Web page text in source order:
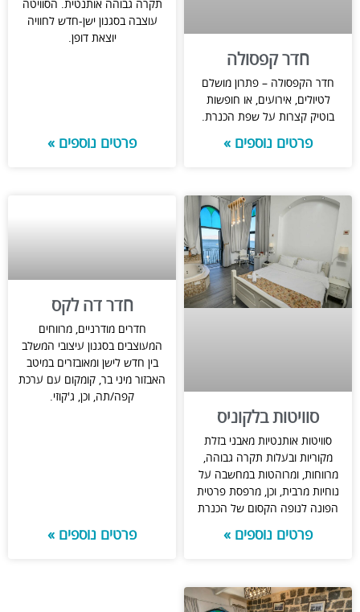
חדר קפסולה
חדר הקפסולה – פתרון מושלם
לטיולים, אירועים, או חופשות
בוטיק קצרות על שפת הכנרת.
פרטים נוספים »
תקרה גבוהה אותנטית. הסוויטה
עוצבה בסגנון ישן-חדש לחוויה
יוצאת דופן.
פרטים נוספים »
סוויטות בלקוניס
סוויטות אותנטיות מאבני בזלת
מקוריות ובעלות תקרה גבוהה,
מרווחות, ומרוהטות במחשבה על
נוחיות מרבית, וכן, מרפסת פרטית
הפונה לנופה הקסום של הכנרת
פרטים נוספים »
חדר דה לקס
חדרים מודרניים, מרווחים
המעוצבים בסגנון עיצובי המשלב
בין חדש לישן ומאובזרים במיטב
האבזור מיני בר, קומקום עם ערכת
קפה/תה, וכן, ג'קוזי.
פרטים נוספים »